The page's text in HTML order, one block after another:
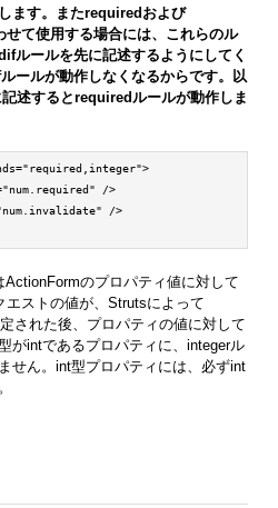
ます。またrequiredおよび
て使用する場合には、これらのル
ルールを先に記述するようにしてく
ールが動作しなくなるからです。以
述するとrequiredルールが動作しま
/>
/>
のプロパティ値に対して
ストの値が、Strutsによって
された後、プロパティの値に対して
がintであるプロパティに、integerル
せん。int型プロパティには、必ずint